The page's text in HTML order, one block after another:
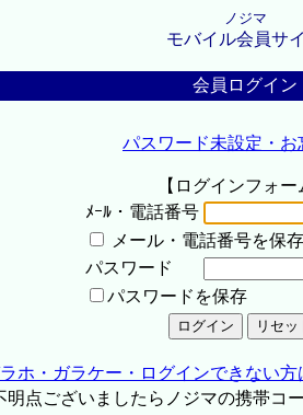
ノジマ
モバイル会員サ
会員ログイン
パスワード未設定・お
【ログインフォー
ﾒｰﾙ・電話番号
メール・電話番号を保存
パスワード
パスワードを保存
ホ・ガラケー・ログインできない
点ございましたらノジマの携帯コ